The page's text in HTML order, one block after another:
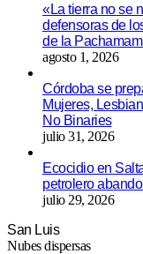
«La tierra no se
defensoras de
de la
agosto 1, 2026
Córdoba se
Mujeres,
No Binaries
julio 31, 2026
Ecocidio en
petrolero
julio 29, 2026
San Luis
Nubes dispersas